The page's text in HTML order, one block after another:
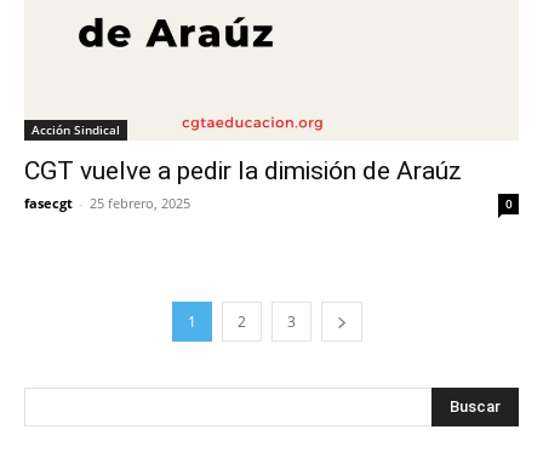
Acción Sindical
CGT vuelve a pedir la dimisión de Araúz
fasecgt - 25 febrero, 2025 0
1 2 3